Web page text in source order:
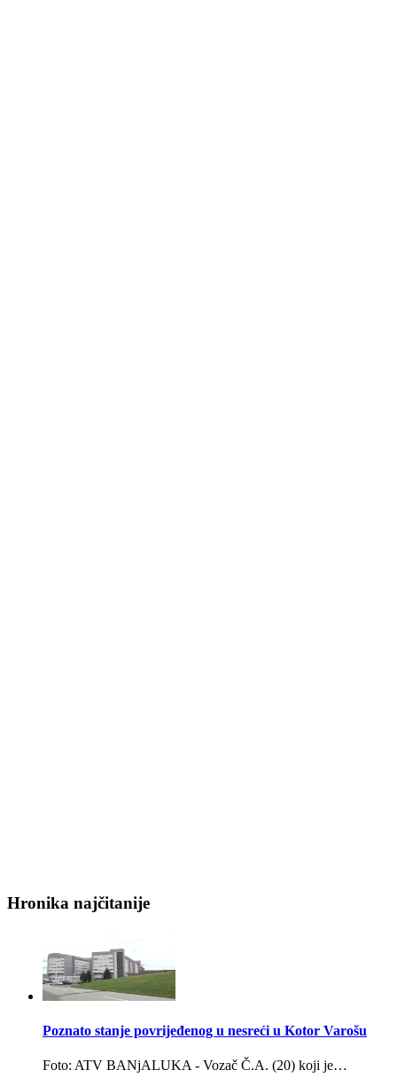
Hronika najčitanije
Poznato stanje povrijeđenog u nesreći u Kotor Varošu
Foto: ATV BANjALUKA - Vozač Č.A. (20) koji je…